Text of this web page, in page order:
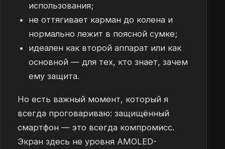
использования;
не оттягивает карман до колена и
нормально лежит в поясной сумке;
идеален как второй аппарат или как
основной — для тех, кто знает, зачем
ему защита.
Но есть важный момент, который я
всегда проговариваю: защищённый
смартфон — это всегда компромисс.
Экран здесь не уровня AMOLED-